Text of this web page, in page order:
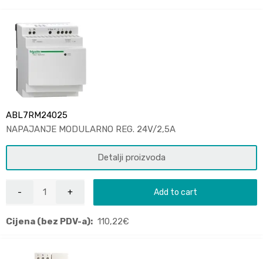
ABL7RM24025
NAPAJANJE MODULARNO REG. 24V/2,5A
Detalji proizvoda
Add to cart
Cijena (bez PDV-a): 110,22€